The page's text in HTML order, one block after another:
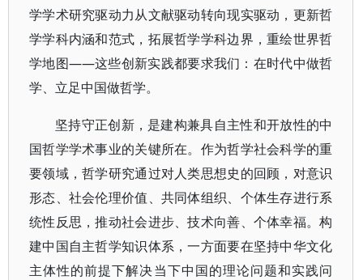
学学术研究驱动力从文献驱动转向现实驱动，更新哲
学学科内涵和范式，拓展哲学学科边界，重绘世界哲
学地图——这些创新实践都要求我们：在时代中做哲
学、立足中国做哲学。
坚持守正创新，是建构兼具自主性和开放性的中
国哲学学术事业的关键所在。作为哲学社会科学的重
要领域，哲学研究通过对人类思想史的回顾，对意识
形态、社会伦理价值、共同体组织、个体生存进行系
统性反思，推动社会进步、技术向善、个体幸福。构
建中国自主哲学知识体系，一方面要在坚持中华文化
主体性的前提下解决当下中国的理论问题和实践问